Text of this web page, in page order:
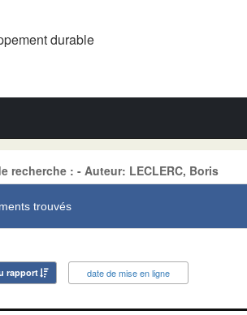
durable
recherche : - Auteur: LECLERC, Boris
trouvés
rapport date de mise en ligne